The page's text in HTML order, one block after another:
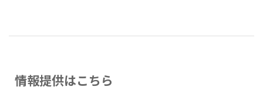
情報提供はこちら